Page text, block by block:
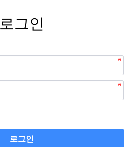
로그인
로그인